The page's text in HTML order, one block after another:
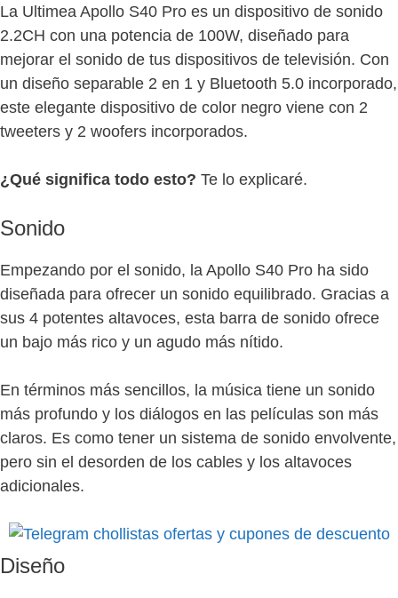
La Ultimea Apollo S40 Pro es un dispositivo de sonido
2.2CH con una potencia de 100W, diseñado para
mejorar el sonido de tus dispositivos de televisión. Con
un diseño separable 2 en 1 y Bluetooth 5.0 incorporado,
este elegante dispositivo de color negro viene con 2
tweeters y 2 woofers incorporados.
¿Qué significa todo esto? Te lo explicaré.
Sonido
Empezando por el sonido, la Apollo S40 Pro ha sido
diseñada para ofrecer un sonido equilibrado. Gracias a
sus 4 potentes altavoces, esta barra de sonido ofrece
un bajo más rico y un agudo más nítido.
En términos más sencillos, la música tiene un sonido
más profundo y los diálogos en las películas son más
claros. Es como tener un sistema de sonido envolvente,
pero sin el desorden de los cables y los altavoces
adicionales.
Diseño